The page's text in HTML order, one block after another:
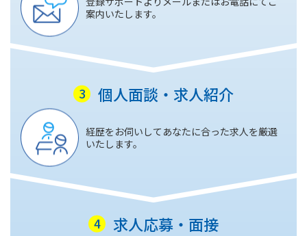
案内いたします。
個人面談・求人紹介
経歴をお伺いしてあなたに合った求人を厳選
いたします。
求人応募・面接